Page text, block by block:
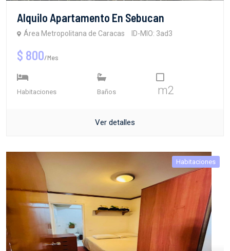
Alquilo Apartamento En Sebucan
Área Metropolitana de Caracas ID-MIO: 3ad3
$ 800/Mes
Habitaciones Baños m2
Ver detalles
Habitaciones